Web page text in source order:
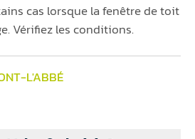
cas lorsque la fenêtre de toit
Vérifiez les conditions.
L'ABBÉ